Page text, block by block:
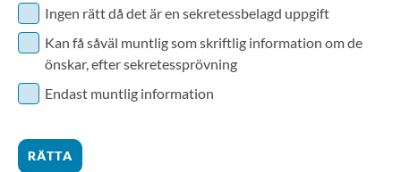
Ingen rätt då det är en sekretessbelagd uppgift
Kan få såväl muntlig som skriftlig information om de
önskar, efter sekretessprövning
Endast muntlig information
RÄTTA